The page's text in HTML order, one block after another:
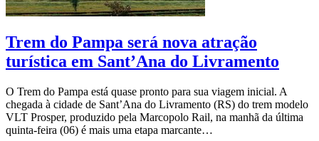
Trem do Pampa será nova atração
turística em Sant’Ana do Livramento
O Trem do Pampa está quase pronto para sua viagem inicial. A
chegada à cidade de Sant’Ana do Livramento (RS) do trem modelo
VLT Prosper, produzido pela Marcopolo Rail, na manhã da última
quinta-feira (06) é mais uma etapa marcante…